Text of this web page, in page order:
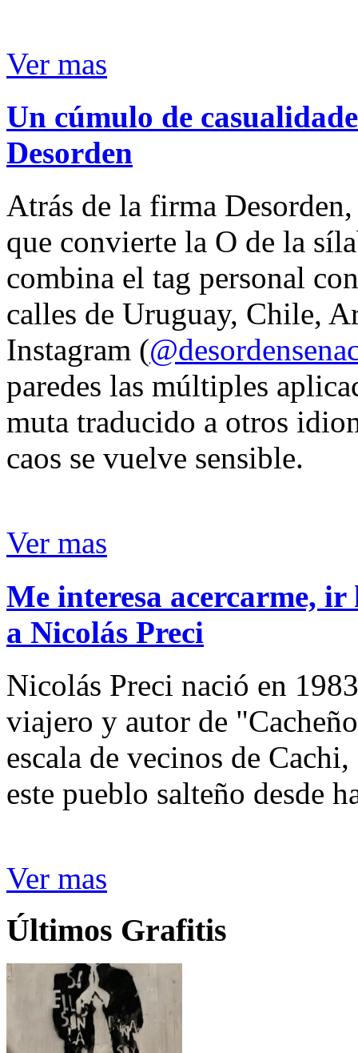
Ver mas
Un cúmulo de
Desorden
Atrás de la firma
que convierte la O de la
combina el tag personal
calles de Uruguay, Chile,
Instagram (
paredes las múltiples
muta traducido a otros
caos se vuelve sensible.
Ver mas
Me interesa acercarme,
a Nicolás Preci
Nicolás Preci nació en
viajero y autor de
escala de vecinos de
este pueblo salteño desde
Ver mas
Últimos Grafitis